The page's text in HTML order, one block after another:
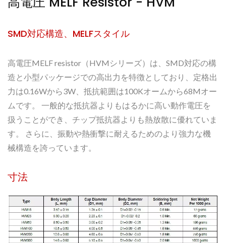
SMD対応構造、MELFスタイル
高電圧MELF resistor（HVMシリーズ）は、SMD対応の構
造と小型パッケージでの高出力を特徴としており、定格出
力は0.16Wから3W、抵抗範囲は100Kオームから68Mオー
ムです。 一般的な抵抗器よりもはるかに高い動作電圧を
扱うことができ、チップ抵抗器よりも熱放散に優れていま
す。 さらに、振動や熱衝撃に耐えるためのより強力な機
械構造を誇っています。
寸法